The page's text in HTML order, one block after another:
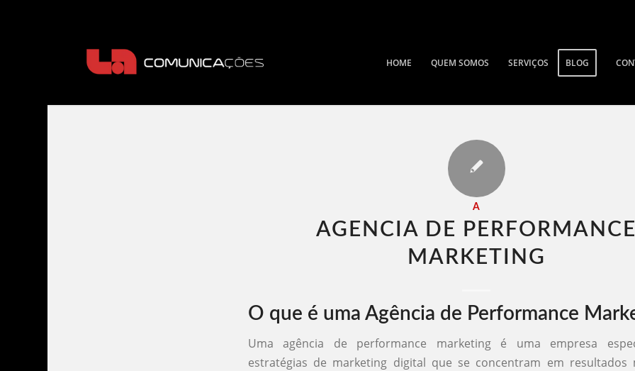
HOME QUEM SOMOS SERVIÇOS BLOG
A
AGENCIA DE PERFORMANCE
MARKETING​
O que é uma Agência de Performance
Uma agência de performance marketing é uma empresa
estratégias de marketing digital que se concentram em resultados